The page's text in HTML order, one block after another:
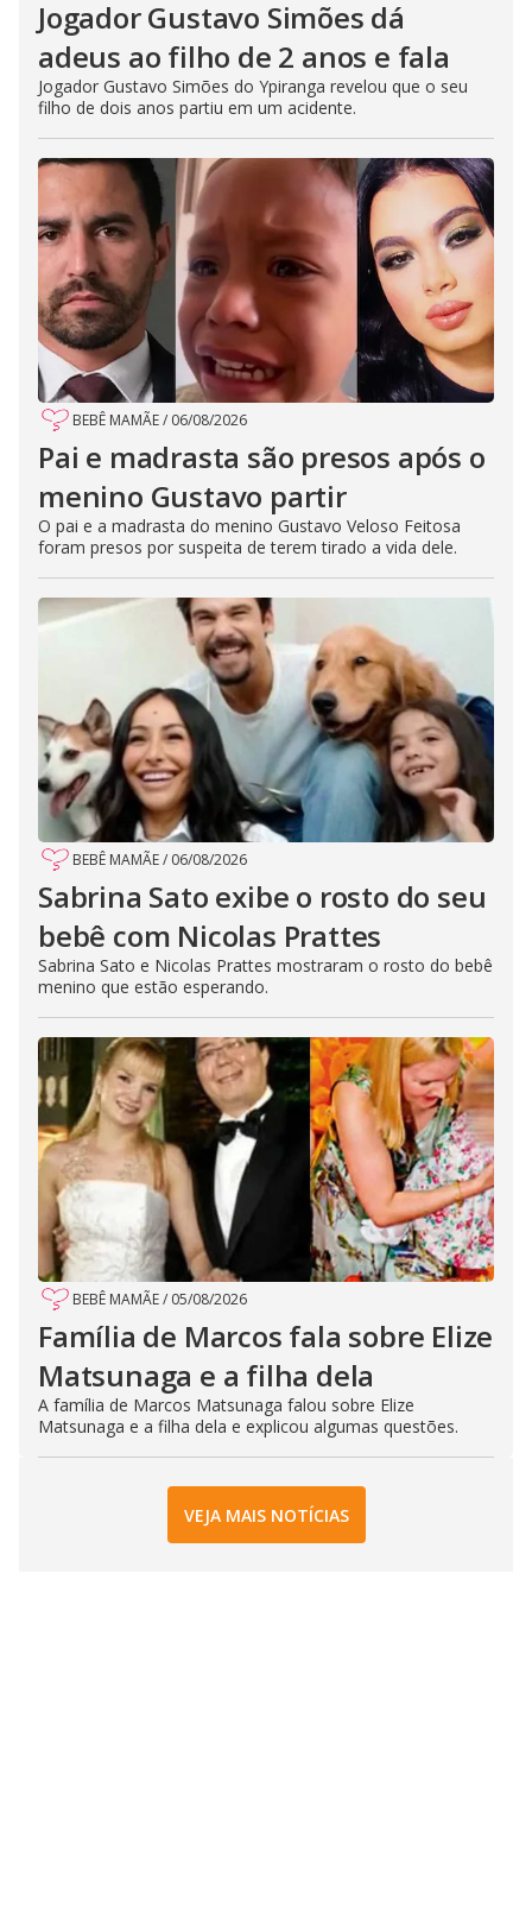
Jogador Gustavo Simões dá
adeus ao filho de 2 anos e fala
Jogador Gustavo Simões do Ypiranga revelou que o seu
filho de dois anos partiu em um acidente.
BEBÊ MAMÃE/ 06/08/2026
Pai e madrasta são presos após o
menino Gustavo partir
O pai e a madrasta do menino Gustavo Veloso Feitosa
foram presos por suspeita de terem tirado a vida dele.
BEBÊ MAMÃE/ 06/08/2026
Sabrina Sato exibe o rosto do seu
bebê com Nicolas Prattes
Sabrina Sato e Nicolas Prattes mostraram o rosto do bebê
menino que estão esperando.
BEBÊ MAMÃE/ 05/08/2026
Família de Marcos fala sobre Elize
Matsunaga e a filha dela
A família de Marcos Matsunaga falou sobre Elize
Matsunaga e a filha dela e explicou algumas questões.
VEJA MAIS NOTÍCIAS